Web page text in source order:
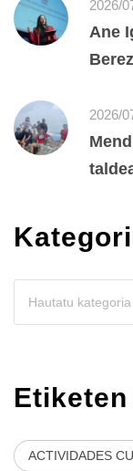
2026/
Ane
2026/
ACTIVIDADES